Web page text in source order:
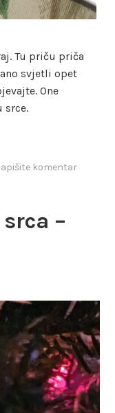
Tu priču priča
svjetli opet
One
srce.
komentar
–